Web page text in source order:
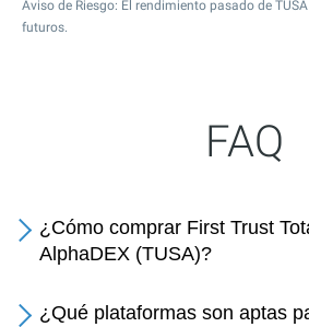
Aviso de Riesgo: El rendimiento pasado de
futuros.
FAQ
¿Cómo comprar First Trust
AlphaDEX (TUSA)?
¿Qué plataformas son aptas